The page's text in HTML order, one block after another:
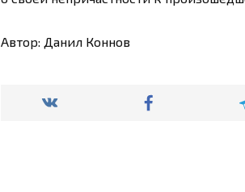
Автор: Данил Коннов